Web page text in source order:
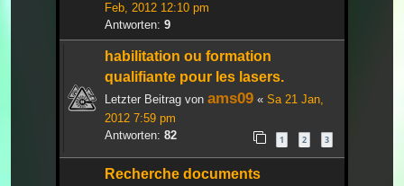
Feb, 2012 12:10 pm
Antworten: 9
habilitation ou formation
qualifiante pour les lasers.
Letzter Beitrag von ams09 « Sa 21 Jan,
2012 7:59 pm
Antworten: 82 1 2 3
Recherche documents